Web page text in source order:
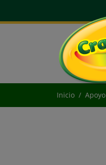
Inicio Apoyo